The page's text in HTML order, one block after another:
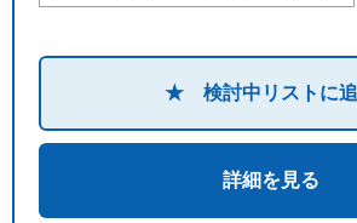
★ 検討中リストに
詳細を見る